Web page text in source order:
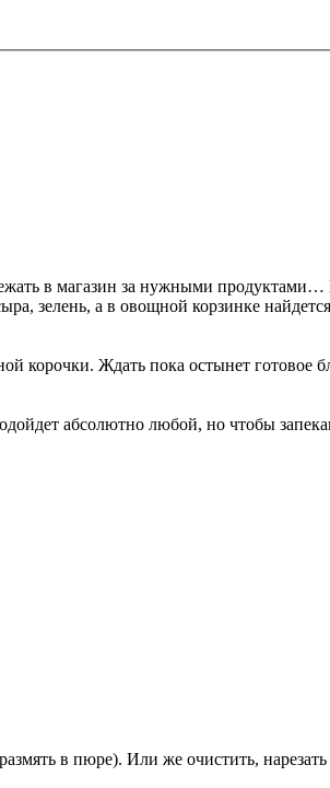
в магазин за нужными
зелень, а в овощной корзинке
корочки. Ждать пока остынет готовое
абсолютно любой, но чтобы
в пюре). Или же очистить,